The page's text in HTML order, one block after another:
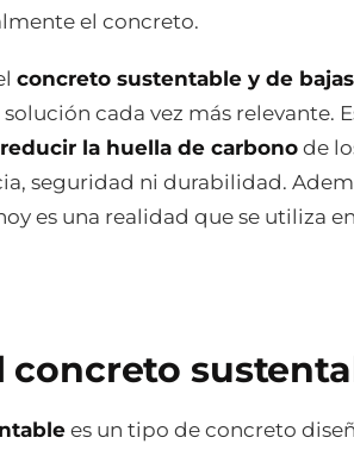
el concreto.
concreto sustentable y de
cada vez más relevante.
reducir la huella de carbono de
seguridad ni durabilidad.
es una realidad que se utiliza
concreto
es un tipo de concreto